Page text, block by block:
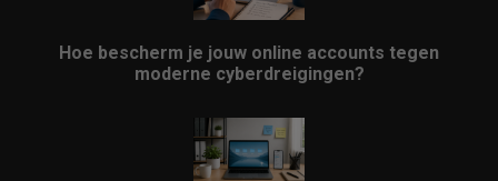
Hoe bescherm je jouw online accounts tegen
moderne cyberdreigingen?